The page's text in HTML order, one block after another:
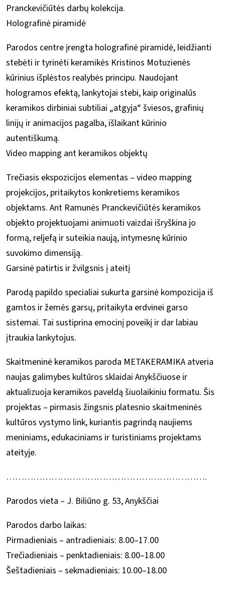
Pranckevičiūtės darbų kolekcija.
Holografinė piramidė
Parodos centre įrengta holografinė piramidė, leidžianti
stebėti ir tyrinėti keramikės Kristinos Motuzienės
kūrinius išplėstos realybės principu. Naudojant
hologramos efektą, lankytojai stebi, kaip originalūs
keramikos dirbiniai subtiliai „atgyja“ šviesos, grafinių
linijų ir animacijos pagalba, išlaikant kūrinio
autentiškumą.
Video mapping ant keramikos objektų
Trečiasis ekspozicijos elementas – video mapping
projekcijos, pritaikytos konkretiems keramikos
objektams. Ant Ramunės Pranckevičiūtės keramikos
objekto projektuojami animuoti vaizdai išryškina jo
formą, reljefą ir suteikia naują, intymesnę kūrinio
suvokimo dimensiją.
Garsinė patirtis ir žvilgsnis į ateitį
Parodą papildo specialiai sukurta garsinė kompozicija iš
gamtos ir žemės garsų, pritaikyta erdvinei garso
sistemai. Tai sustiprina emocinį poveikį ir dar labiau
įtraukia lankytojus.
Skaitmeninė keramikos paroda METAKERAMIKA atveria
naujas galimybes kultūros sklaidai Anykščiuose ir
aktualizuoja keramikos paveldą šiuolaikiniu formatu. Šis
projektas – pirmasis žingsnis platesnio skaitmeninės
kultūros vystymo link, kuriantis pagrindą naujiems
meniniams, edukaciniams ir turistiniams projektams
ateityje.
………………………………………………………….
Parodos vieta – J. Biliūno g. 53, Anykščiai
Parodos darbo laikas:
Pirmadieniais – antradieniais: 8.00–17.00
Trečiadieniais – penktadieniais: 8.00–18.00
Šeštadieniais – sekmadieniais: 10.00–18.00